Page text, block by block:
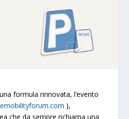
formula rinnovata, l’evento
),
che da sempre richiama una